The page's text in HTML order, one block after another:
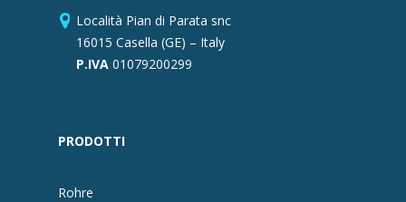
Località Pian di Parata snc
16015 Casella (GE) – Italy
P.IVA 01079200299
PRODOTTI
Rohre